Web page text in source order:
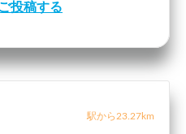
投稿する
駅から23.27km